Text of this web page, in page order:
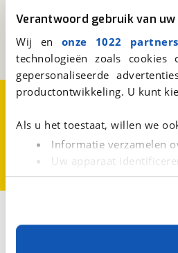
Verantwoord gebruik van uw
Wij en onze 1022 partners
technologieën zoals
gepersonaliseerde
productontwikkeling. U kunt
Als u het toestaat, willen we
Informatie verzamelen
Uw apparaat
Lees meer over hoe uw
Met cookies en vergelijkbare
cookies zorgen ervoor dat
3981 AJ Bunnik
Een initiatief van
BOVAG
Over viaBOVAG.nlDisclaimer- en